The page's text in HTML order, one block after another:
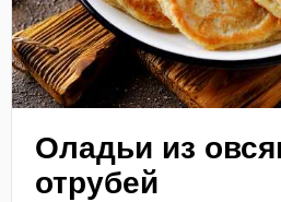
Оладьи из
отрубей